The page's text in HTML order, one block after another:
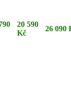
20 590
Kč
26 090